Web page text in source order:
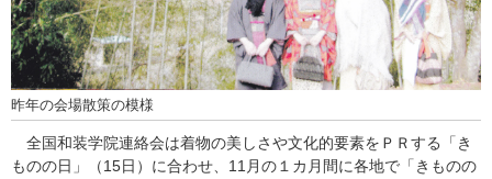
昨年の会場散策の模様
全国和装学院連絡会は着物の美しさや文化的要素をＰＲする「き
ものの日」（15日）に合わせ、11月の１カ月間に各地で「きものの